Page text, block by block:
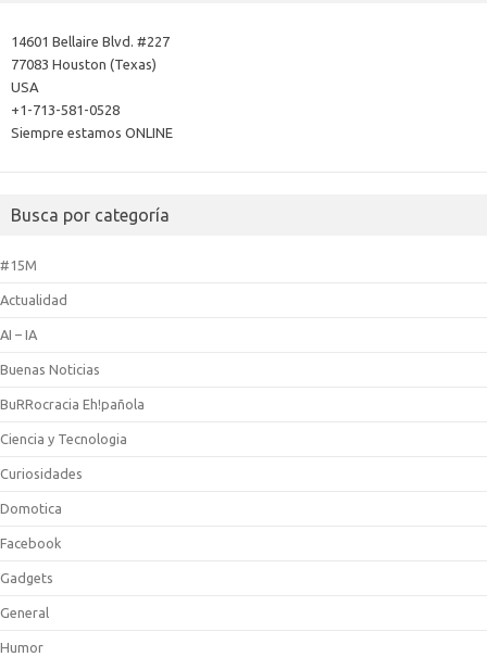
14601 Bellaire Blvd. #227
77083 Houston (Texas)
USA
+1-713-581-0528
Siempre estamos ONLINE
Busca por categoría
#15M
Actualidad
AI – IA
Buenas Noticias
BuRRocracia Eh!pañola
Ciencia y Tecnologia
Curiosidades
Domotica
Facebook
Gadgets
General
Humor